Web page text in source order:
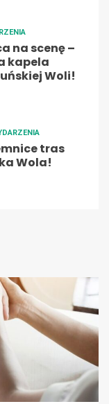
na scenę –
kapela
Woli!
tras
Wola!